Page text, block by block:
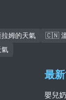
姆的天氣 🇨🇳 溫
最
嬰兒